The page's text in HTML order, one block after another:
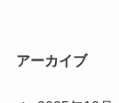
アーカイブ